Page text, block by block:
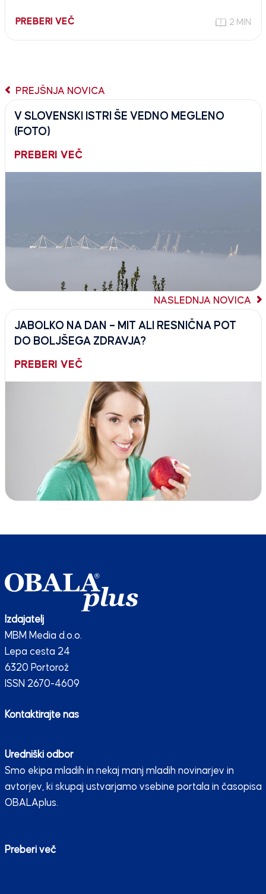
PREBERI VEČ 2 MIN
PREJŠNJA NOVICA
V SLOVENSKI ISTRI ŠE VEDNO MEGLENO
(FOTO)
PREBERI VEČ
NASLEDNJA NOVICA
JABOLKO NA DAN – MIT ALI RESNIČNA POT
DO BOLJŠEGA ZDRAVJA?
PREBERI VEČ
Izdajatelj
MBM Media d.o.o.
Lepa cesta 24
6320 Portorož
ISSN 2670-4609
Kontaktirajte nas
Uredniški odbor
Smo ekipa mladih in nekaj manj mladih novinarjev in
avtorjev, ki skupaj ustvarjamo vsebine portala in časopisa
OBALAplus.
Preberi več